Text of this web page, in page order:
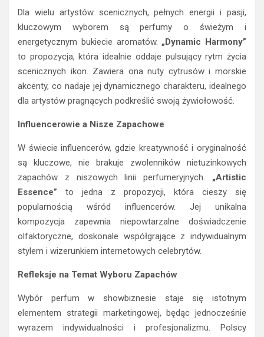
Dla wielu artystów scenicznych, pełnych energii i pasji,
kluczowym wyborem są perfumy o świeżym i
energetycznym bukiecie aromatów. „Dynamic Harmony”
to propozycja, która idealnie oddaje pulsujący rytm życia
scenicznych ikon. Zawiera ona nuty cytrusów i morskie
akcenty, co nadaje jej dynamicznego charakteru, idealnego
dla artystów pragnących podkreślić swoją żywiołowość.
Influencerowie a Nisze Zapachowe
W świecie influencerów, gdzie kreatywność i oryginalność
są kluczowe, nie brakuje zwolenników nietuzinkowych
zapachów z niszowych linii perfumeryjnych. „Artistic
Essence” to jedna z propozycji, która cieszy się
popularnością wśród influencerów. Jej unikalna
kompozycja zapewnia niepowtarzalne doświadczenie
olfaktoryczne, doskonale współgrające z indywidualnym
stylem i wizerunkiem internetowych celebrytów.
Refleksje na Temat Wyboru Zapachów
Wybór perfum w showbiznesie staje się istotnym
elementem strategii marketingowej, będąc jednocześnie
wyrazem indywidualności i profesjonalizmu. Polscy